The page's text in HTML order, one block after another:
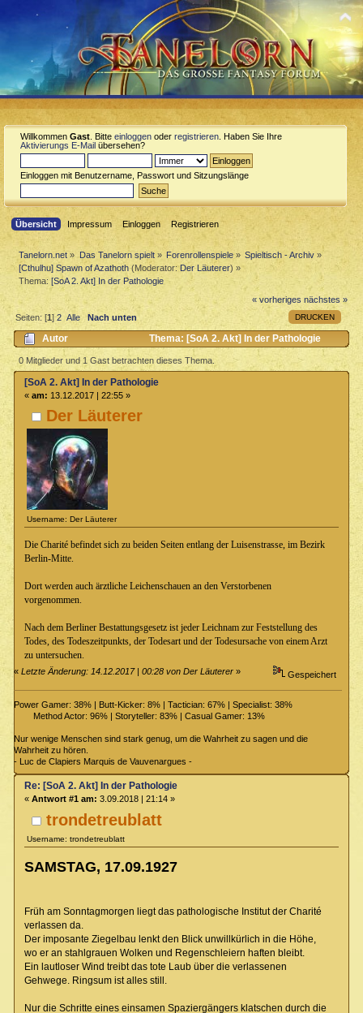
Willkommen Gast . Bitte einloggen oder registrieren . Haben Sie Ihre
Aktivierungs E-Mail übersehen?
Einloggen mit Benutzername, Passwort und Sitzungslänge
Übersicht Impressum Einloggen Registrieren
Tanelorn.net » Das Tanelorn spielt» Forenrollenspiele» Spieltisch - Archiv »
[Cthulhu] Spawn of Azathoth(Moderator:Der Läuterer) »
Thema:[SoA 2. Akt] In der Pathologie
« vorheriges nächstes »
DRUCKEN
Seiten: [1]2 Alle Nach unten
Autor
Thema: [SoA 2. Akt] In der Pathologie
(Gelesen 34599 mal)
0 Mitglieder und 1 Gast betrachten dieses Thema.
Der Läuterer
Username: Der Läuterer
[SoA 2. Akt] In der Pathologie
« am: 13.12.2017 | 22:55 »
Die Charité befindet sich zu beiden Seiten entlang der Luisenstrasse, im Bezirk
Berlin-Mitte.
Dort werden auch ärztliche Leichenschauen an den Verstorbenen
vorgenommen.
Nach dem Berliner Bestattungsgesetz ist jeder Leichnam zur Feststellung des
Todes, des Todeszeitpunkts, der Todesart und der Todesursache von einem Arzt
zu untersuchen.
«Letzte Änderung: 14.12.2017 | 00:28 von Der Läuterer » Gespeichert
Power Gamer: 38% | Butt-Kicker: 8% | Tactician: 67% | Specialist: 38%
Method Actor: 96% | Storyteller: 83% | Casual Gamer: 13%
Nur wenige Menschen sind stark genug, um die Wahrheit zu sagen und die
Wahrheit zu hören.
- Luc de Clapiers Marquis de Vauvenargues -
trondetreublatt
Username: trondetreublatt
Re: [SoA 2. Akt] In der Pathologie
« Antwort #1 am: 3.09.2018 | 21:14 »
SAMSTAG, 17.09.1927
Früh am Sonntagmorgen liegt das pathologische Institut der Charité
verlassen da.
Der imposante Ziegelbau lenkt den Blick unwillkürlich in die Höhe,
wo er an stahlgrauen Wolken und Regenschleiern haften bleibt.
Ein lautloser Wind treibt das tote Laub über die verlassenen
Gehwege. Ringsum ist alles still.
Nur die Schritte eines einsamen Spaziergängers klatschen durch die